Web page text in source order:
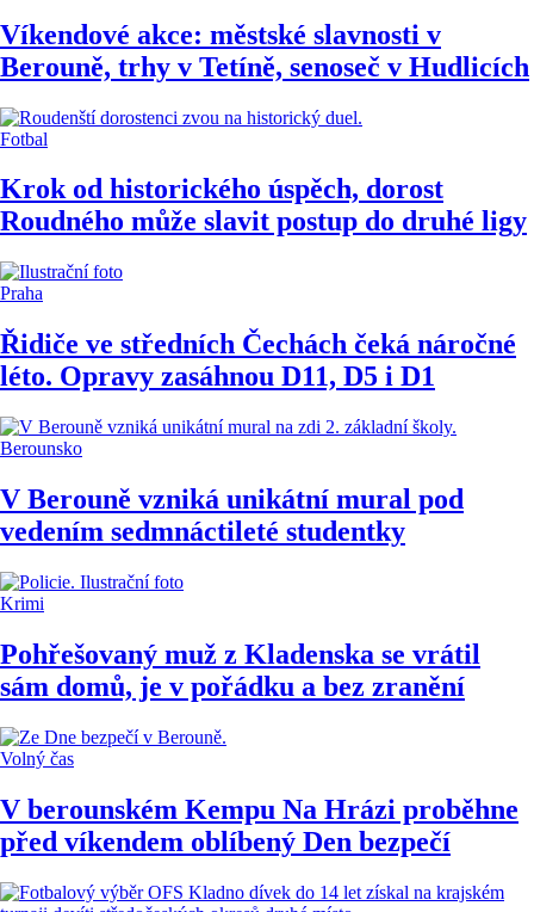
Víkendové akce: městské slavnosti v
Berouně, trhy v Tetíně, senoseč v Hudlicích
Fotbal
Krok od historického úspěch, dorost
Roudného může slavit postup do druhé ligy
Praha
Řidiče ve středních Čechách čeká náročné
léto. Opravy zasáhnou D11, D5 i D1
Berounsko
V Berouně vzniká unikátní mural pod
vedením sedmnáctileté studentky
Krimi
Pohřešovaný muž z Kladenska se vrátil
sám domů, je v pořádku a bez zranění
Volný čas
V berounském Kempu Na Hrázi proběhne
před víkendem oblíbený Den bezpečí